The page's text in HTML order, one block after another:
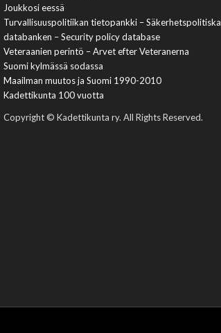
Joukkosi eessä
Turvallisuuspolitiikan tietopankki – Säkerhetspolitiska
databanken – Security policy database
Veteraanien perintö – Arvet efter Veteranerna
Suomi kylmässä sodassa
Maailman muutos ja Suomi 1990-2010
Kadettikunta 100 vuotta
Copyright © Kadettikunta ry. All Rights Reserved.